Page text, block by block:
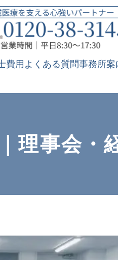
費用 よくある質問事務所案
理事会・